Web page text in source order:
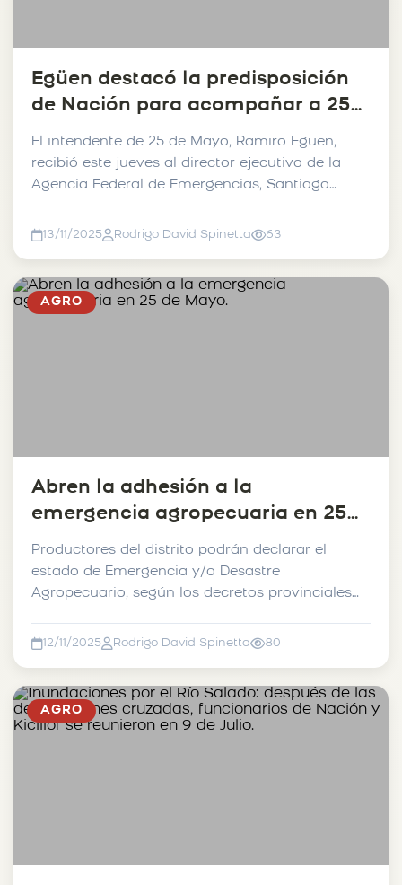
Egüen destacó la predisposición
de Nación para acompañar a 25
de mayo y Bolívar en la
emergencia hídrica.
El intendente de 25 de Mayo, Ramiro Egüen,
recibió este jueves al director ejecutivo de la
Agencia Federal de Emergencias, Santiago
13/11/2025 Rodrigo David Spinetta 63
AGRO
Abren la adhesión a la
emergencia agropecuaria en 25
de Mayo.
Productores del distrito podrán declarar el
estado de Emergencia y/o Desastre
Agropecuario, según los decretos provinciales
12/11/2025 Rodrigo David Spinetta 80
AGRO